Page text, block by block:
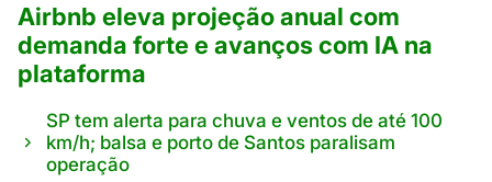
Airbnb eleva projeção anual com
demanda forte e avanços com IA na
plataforma
SP tem alerta para chuva e ventos de até 100
km/h; balsa e porto de Santos paralisam
operação